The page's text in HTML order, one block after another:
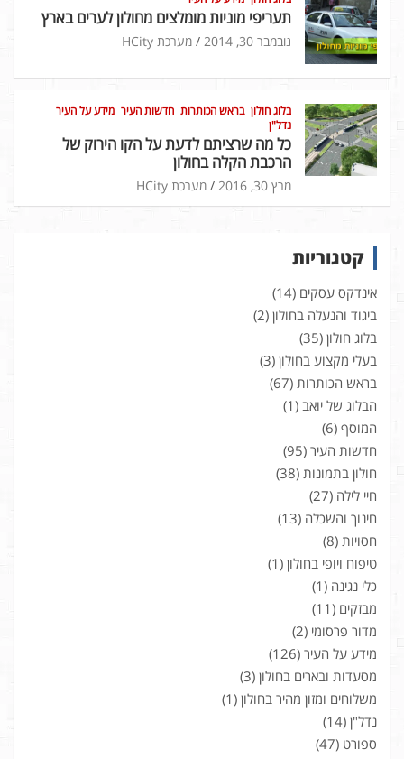
תעריפי מוניות מומלצים מחולון לערים בארץ
נובמבר 30, 2014 מערכת HCity
בלוג חולון בראש הכותרות חדשות העיר מידע על העיר
נדל"ן
כל מה שרציתם לדעת על הקו הירוק של
הרכבת הקלה בחולון
מרץ 30, 2016 מערכת HCity
קטגוריות
אינדקס עסקים (14)
ביגוד והנעלה בחולון (2)
בלוג חולון (35)
בעלי מקצוע בחולון (3)
בראש הכותרות (67)
הבלוג של יואב (1)
המוסף (6)
חדשות העיר (95)
חולון בתמונות (38)
חיי לילה (27)
חינוך והשכלה (13)
חסויות (8)
טיפוח ויופי בחולון (1)
כלי נגינה (1)
מבזקים (11)
מדור פרסומי (2)
מידע על העיר (126)
מסעדות ובארים בחולון (3)
משלוחים ומזון מהיר בחולון (1)
נדל"ן (14)
ספורט (47)